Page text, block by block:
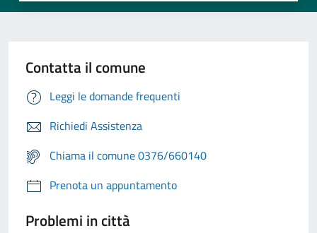
Contatta il comune
Leggi le domande frequenti
Richiedi Assistenza
Chiama il comune 0376/660140
Prenota un appuntamento
Problemi in città